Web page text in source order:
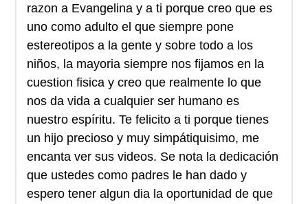
razon a Evangelina y a ti porque creo que es
uno como adulto el que siempre pone
estereotipos a la gente y sobre todo a los
niños, la mayoria siempre nos fijamos en la
cuestion fisica y creo que realmente lo que
nos da vida a cualquier ser humano es
nuestro espíritu. Te felicito a ti porque tienes
un hijo precioso y muy simpátiquisimo, me
encanta ver sus videos. Se nota la dedicación
que ustedes como padres le han dado y
espero tener algun dia la oportunidad de que